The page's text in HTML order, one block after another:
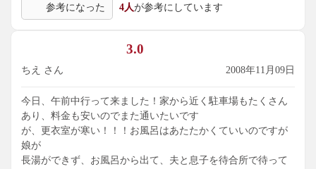
参考になった 4人が参考にしています
3.0
ちえ さん 2008年11月09日
今日、午前中行って来ました！家から近く駐車場もたくさん
あり、料金も安いのでまた通いたいです
が、更衣室が寒い！！！お風呂はあたたかくていいのですが
娘が
長湯ができず、お風呂から出て、夫と息子を待合所で待って